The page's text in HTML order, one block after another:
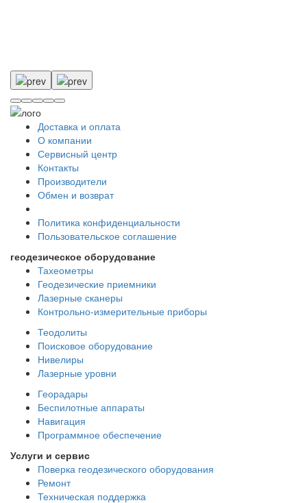
Доставка и оплата
О компании
Сервисный центр
Контакты
Производители
Обмен и возврат
Политика конфиденциальности
Пользовательское соглашение
геодезическое оборудование
Тахеометры
Геодезические приемники
Лазерные сканеры
Контрольно-измерительные приборы
Теодолиты
Поисковое оборудование
Нивелиры
Лазерные уровни
Георадары
Беспилотные аппараты
Навигация
Программное обеспечение
Услуги и сервис
Поверка геодезического оборудования
Ремонт
Техническая поддержка